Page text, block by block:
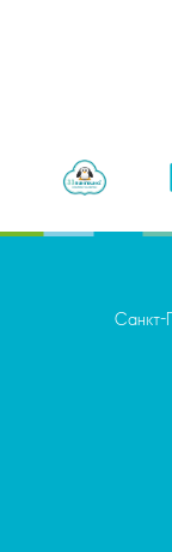
Санкт-